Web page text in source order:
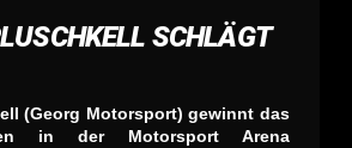
SCHLÄGT
(Georg Motorsport) gewinnt das
in der Motorsport Arena